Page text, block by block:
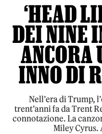
‘HEAD
DEI NINE
ANCORA
INNO DI
Nell’era di Trump,
trent’anni fa da Trent
connotazione. La
Miley Cyrus.